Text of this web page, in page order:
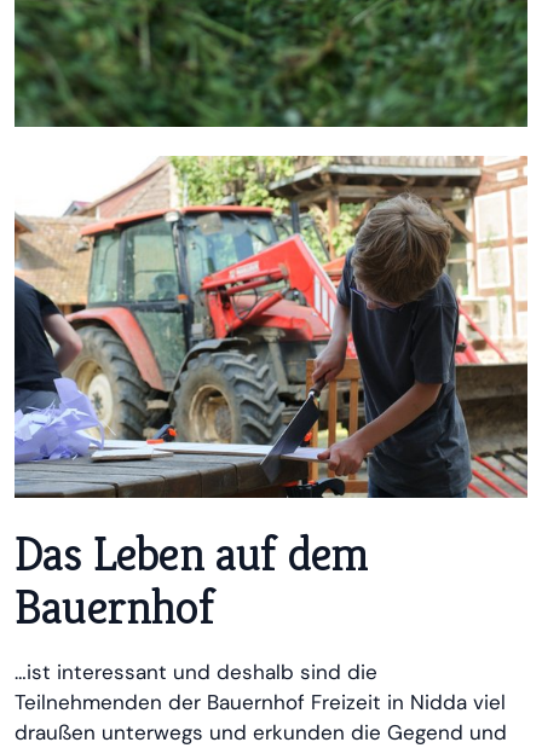
Das Leben auf dem
Bauernhof
…ist interessant und deshalb sind die
Teilnehmenden der Bauernhof Freizeit in Nidda viel
draußen unterwegs und erkunden die Gegend und